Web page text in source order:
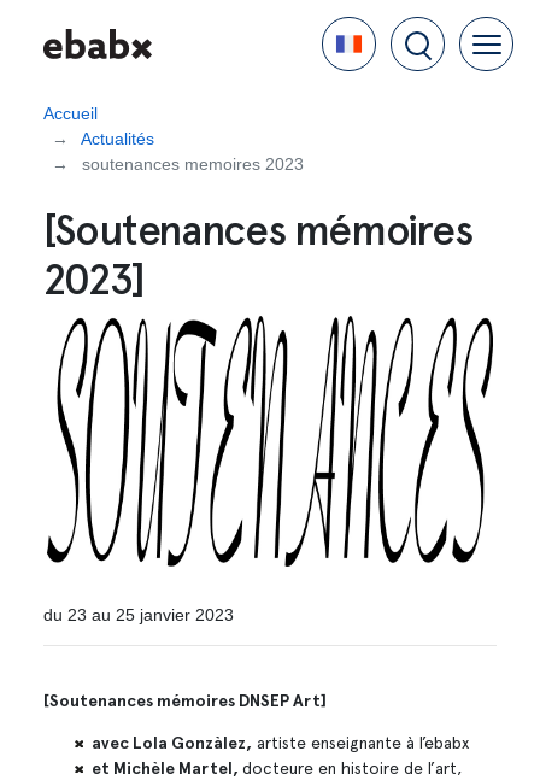
contenu
Language
Accueil
Actualités
soutenances memoires 2023
[Soutenances mémoires
2023]
du 23 au 25 janvier 2023
[Soutenances mémoires DNSEP Art]
avec Lola Gonzàlez, artiste enseignante à l’ebabx
et Michèle Martel, docteure en histoire de l’art,